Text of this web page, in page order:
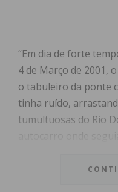
“Em dia de forte
4 de Março de 2001,
o tabuleiro da ponte
tinha ruído,
tumultuosas do Rio
sobreviventes da